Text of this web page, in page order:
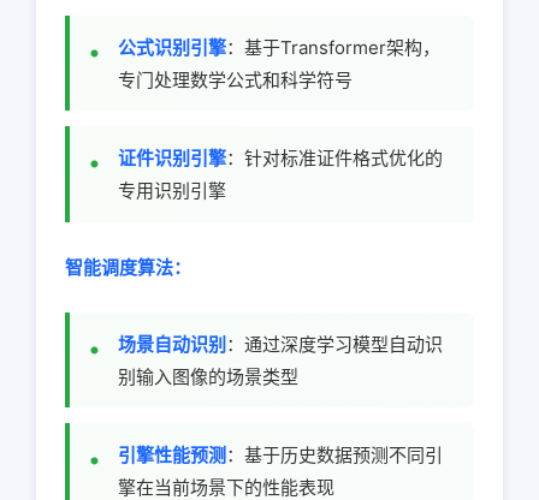
公式识别引擎：基于Transformer架构，
专门处理数学公式和科学符号
证件识别引擎：针对标准证件格式优化的
专用识别引擎
智能调度算法：
场景自动识别 ：通过深度学习模型自动识
别输入图像的场景类型
引擎性能预测 ：基于历史数据预测不同引
擎在当前场景下的性能表现